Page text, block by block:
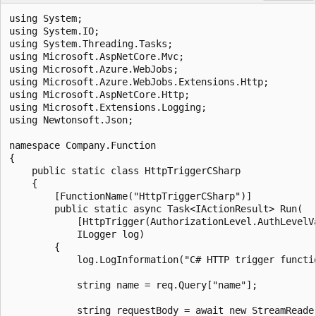
using System;
using System.IO;
using System.Threading.Tasks;
using Microsoft.AspNetCore.Mvc;
using Microsoft.Azure.WebJobs;
using Microsoft.Azure.WebJobs.Extensions.Http;
using Microsoft.AspNetCore.Http;
using Microsoft.Extensions.Logging;
using Newtonsoft.Json;
namespace Company.Function
{
    public static class HttpTriggerCSharp
    {
        [FunctionName("HttpTriggerCSharp")]
        public static async Task<IActionResult> Run(
            ILogger log)
        {
log.LogInformation("C# HTTP trigger
            string name = req.Query["name"];
string requestBody = await new